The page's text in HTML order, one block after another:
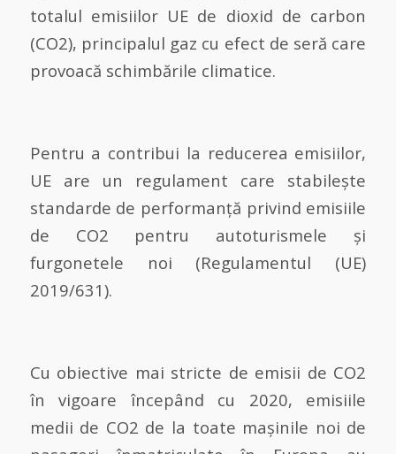
totalul emisiilor UE de dioxid de carbon
(CO2), principalul gaz cu efect de seră care
provoacă schimbările climatice.
Pentru a contribui la reducerea emisiilor,
UE are un regulament care stabilește
standarde de performanță privind emisiile
de CO2 pentru autoturismele și
furgonetele noi (Regulamentul (UE)
2019/631).
Cu obiective mai stricte de emisii de CO2
în vigoare începând cu 2020, emisiile
medii de CO2 de la toate mașinile noi de